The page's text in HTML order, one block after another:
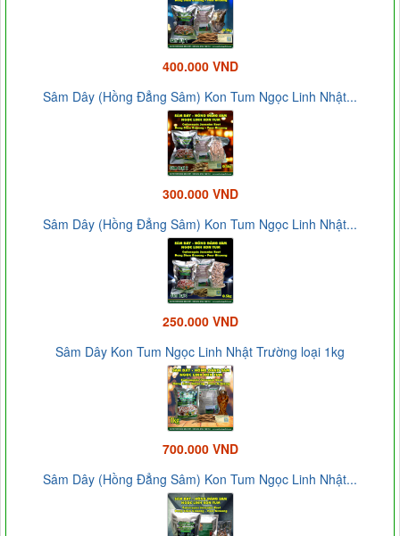
400.000 VND
Sâm Dây (Hồng Đẳng Sâm) Kon Tum Ngọc Linh Nhật...
300.000 VND
Sâm Dây (Hồng Đẳng Sâm) Kon Tum Ngọc Linh Nhật...
250.000 VND
Sâm Dây Kon Tum Ngọc Linh Nhật Trường loại 1kg
700.000 VND
Sâm Dây (Hồng Đẳng Sâm) Kon Tum Ngọc Linh Nhật...